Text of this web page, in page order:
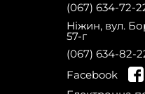
(067) 634-72-
Ніжин, вул.
57-г
(067) 634-82-
Facebook
Зареєструйся на сайті та